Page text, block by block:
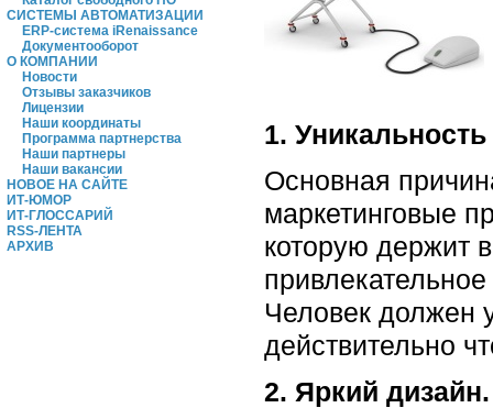
СИСТЕМЫ АВТОМАТИЗАЦИИ
ERP-система iRenaissance
Документооборот
О КОМПАНИИ
Новости
Отзывы заказчиков
Лицензии
Наши координаты
Программа партнерства
Наши партнеры
Наши вакансии
НОВОЕ НА САЙТЕ
ИТ-ЮМОР
ИТ-ГЛОССАРИЙ
RSS-ЛЕНТА
АРХИВ
1.
Основная
маркетинговые
которую держит
Человек должен
действительно
2. Яркий дизайн.